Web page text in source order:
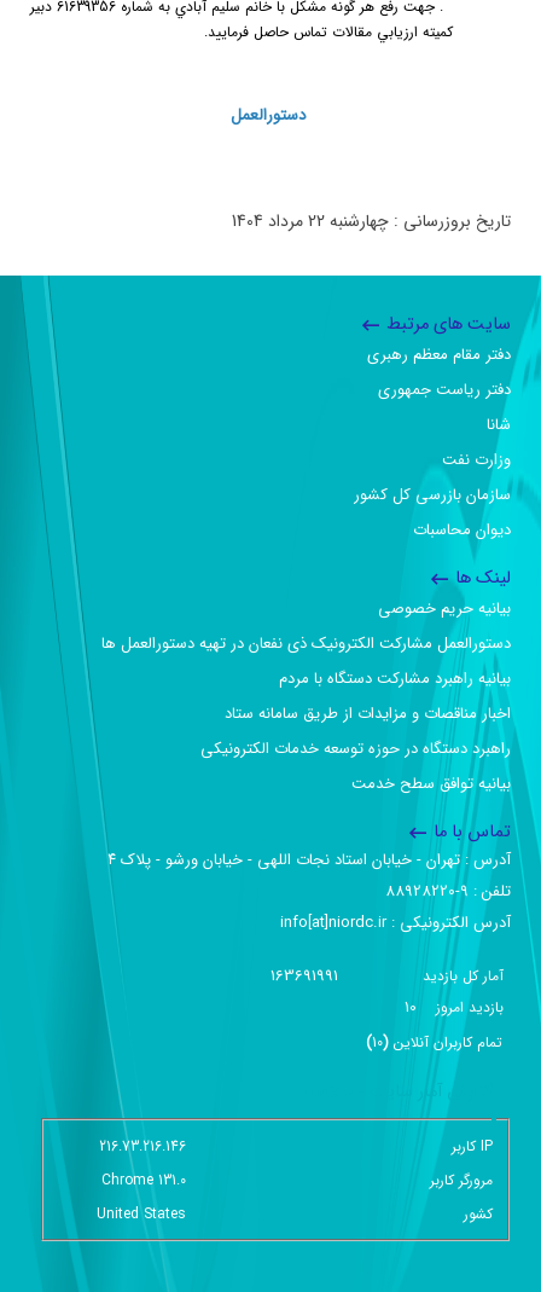
جهت رفع هر گونه مشكل با خانم سليم آبادي به شماره 61639356 دبير
كميته ارزيابي مقالات تماس حاصل فرماييد.
دستورالعمل
تاریخ بروزرسانی : چهارشنبه 22 مرداد 1404
سایت های مرتبط
دفتر مقام معظم رهبری
دفتر ریاست جمهوری
شانا
وزارت نفت
سازمان بازرسی کل کشور
دیوان محاسبات
لینک ها
بیانیه حریم خصوصی
دستورالعمل مشارکت الکترونیک ذی نفعان در تهیه دستورالعمل ها
بیانیه راهبرد مشارکت دستگاه با مردم
اخبار مناقصات و مزایدات از طریق سامانه ستاد
راهبرد دستگاه در حوزه توسعه خدمات الکترونیکی
بیانیه توافق سطح خدمت
تماس با ما
آدرس :‌ تهران - خیابان استاد نجات اللهی - خیابان ورشو - پلاک ۴
تلفن :‌ 9-88928220
آدرس الکترونیکی :‌ info[at]niordc.ir
آمار کل بازدید 163691991
بازديد امروز 10
تمام کاربران آنلاين (
10
)
IP کاربر
216.73.216.146
مرورگر کاربر
Chrome 131.0
کشور
United States